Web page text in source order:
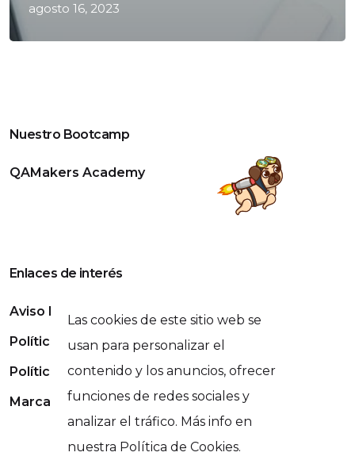
Las cookies de este sitio web se
usan para personalizar el
contenido y los anuncios, ofrecer
funciones de redes sociales y
analizar el tráfico. Más info en
nuestra Política de Cookies.
agosto 16, 2023
Nuestro Bootcamp
QAMakers Academy
Enlaces de interés
Aviso Legal
Política de Privacidad
Política de Cookies
Marca Registrada